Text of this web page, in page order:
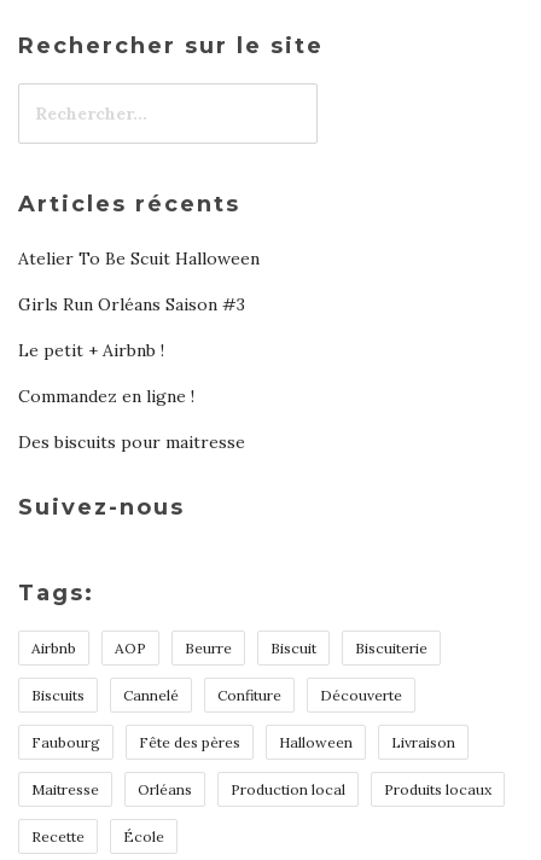
Rechercher sur le site
Articles récents
Atelier To Be Scuit Halloween
Girls Run Orléans Saison #3
Le petit + Airbnb !
Commandez en ligne !
Des biscuits pour maitresse
Suivez-nous
Tags:
Airbnb AOP Beurre Biscuit Biscuiterie
Biscuits Cannelé Confiture Découverte
Faubourg Fête des pères Halloween Livraison
Maitresse Orléans Production local Produits locaux
Recette École